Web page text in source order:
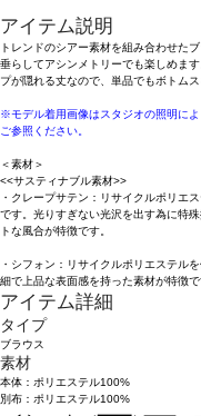
アイテム説明
トレンドのシアー素材を組み合わせた
垂らしてアシンメトリーでも楽しめま
プが隠れる丈なので、単品でもボトム
※モデル着用画像はスタジオの照明に
ご参照ください。
＜素材＞
<<サスティナブル素材>>
・クレープサテン：リサイクルポリエ
です。光りすぎない光沢を出す為に特
トな風合が特徴です。
・シフォン：リサイクルポリエステル
細で上品な表面感を持った素材が特徴で
アイテム詳細
タイプ
ブラウス
素材
本体：ポリエステル100%
別布：ポリエステル100%